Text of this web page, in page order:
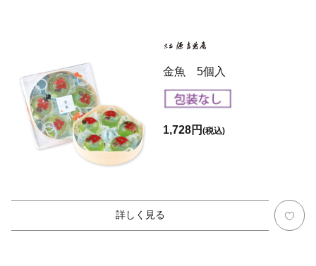
金魚 5個入
1,728円(税込)
詳しく見る